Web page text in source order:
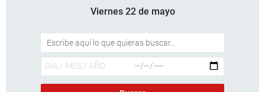
Viernes 22 de mayo